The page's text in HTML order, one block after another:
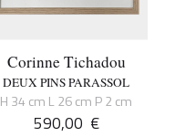
Corinne Tichadou
DEUX PINS PARASSOL
H 34 cm L 26 cm P 2 cm
590,00 €